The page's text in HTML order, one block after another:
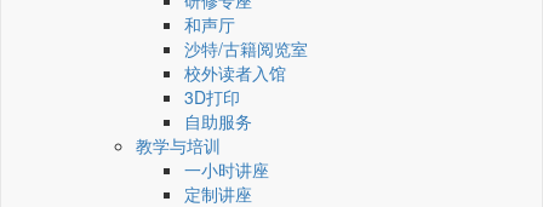
和声厅
沙特/古籍阅览室
校外读者入馆
3D打印
自助服务
教学与培训
一小时讲座
定制讲座